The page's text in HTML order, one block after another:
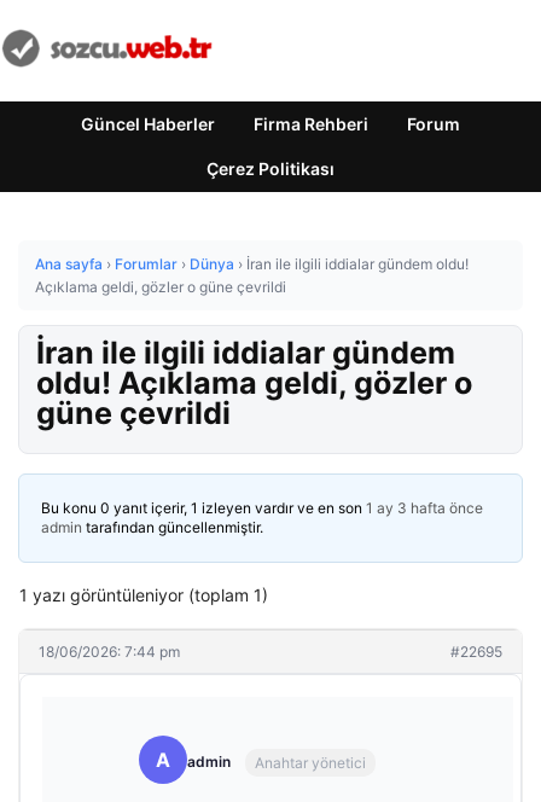
Güncel Haberler Firma Rehberi Forum
Çerez Politikası
Ana sayfa › Forumlar › Dünya › İran ile ilgili iddialar gündem oldu!
Açıklama geldi, gözler o güne çevrildi
İran ile ilgili iddialar gündem
oldu! Açıklama geldi, gözler o
güne çevrildi
Bu konu 0 yanıt içerir, 1 izleyen vardır ve en son 1 ay 3 hafta önce
admin tarafından güncellenmiştir.
1 yazı görüntüleniyor (toplam 1)
18/06/2026: 7:44 pm #22695
A admin Anahtar yönetici